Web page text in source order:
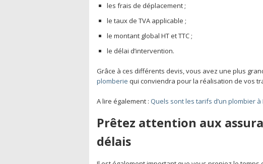
les frais de déplacement ;
le taux de TVA applicable ;
le montant global HT et TTC ;
le délai d’intervention.
Grâce à ces différents devis, vous avez une plus
plomberie qui conviendra pour la réalisation de vos
A lire également : Quels sont les tarifs d’un plombier à
Prêtez attention aux
délais